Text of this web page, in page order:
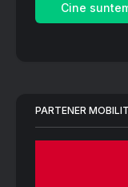
Cine
PARTENER